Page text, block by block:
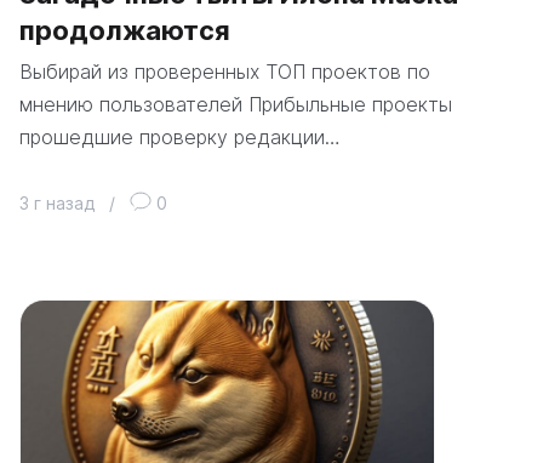
продолжаются
Выбирай из проверенных ТОП проектов по
мнению пользователей Прибыльные проекты
прошедшие проверку редакции…
3 г назад / 0